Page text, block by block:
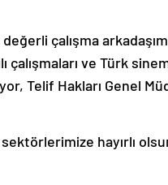
çalışma
çalışmaları ve Türk
Telif Hakları Genel
sektörlerimize hayırlı